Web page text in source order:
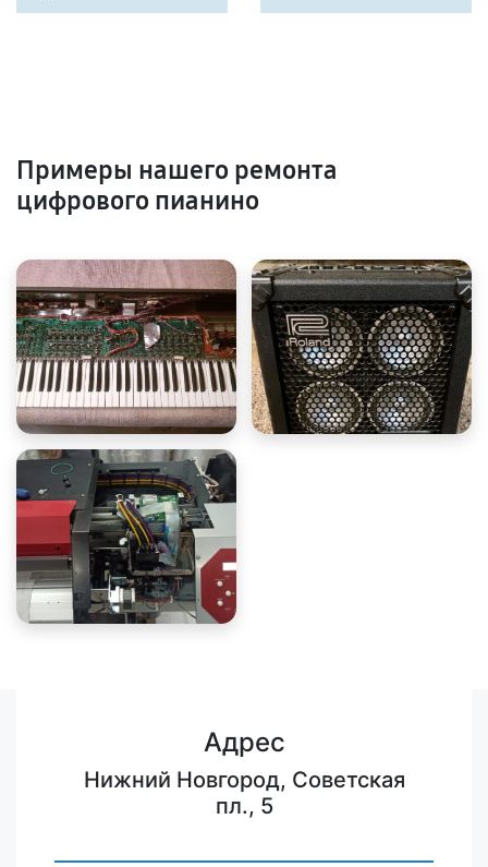
Примеры нашего ремонта
цифрового пианино
Адрес
Нижний Новгород, Советская
пл., 5